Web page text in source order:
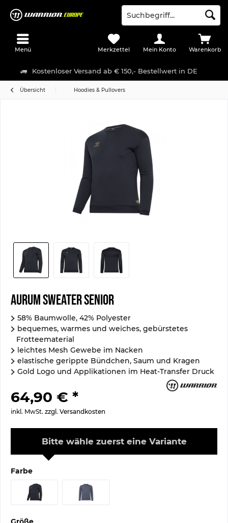
Kostenloser Versand ab € 150,- Bestellwert in DE
Menü Warenkorb
Merkzettel Mein Konto
Übersicht Hoodies & Pullovers
Aurum Sweater Senior
58% Baumwolle, 42% Polyester
bequemes, warmes und weiches, gebürstetes
Frotteematerial
leichtes Mesh Gewebe im Nacken
elastische gerippte Bündchen, Saum und Kragen
Gold Logo und Applikationen im Heat-Transfer Druck
64,90 € *
inkl. MwSt. zzgl. Versandkosten
Bitte wähle zuerst eine Variante
Farbe